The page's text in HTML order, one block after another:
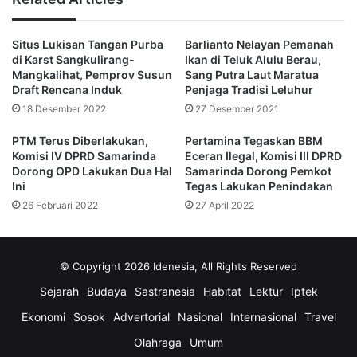
menunjukkan semangat luar biasa dalam beradaptasi
atau pondok pesantren, tempat belajar tidak lagi menjadi
hambatan untuk mengembangkan bakat dan kreativitas.
“Sekarang, kita harus bisa memanfaatkan setiap peluang
umum maupun pondok pesantren, kita semua memiliki
kesempatan untuk menggali bakat dan meraih
impian,”ucapnya.
mampu menyuarakan ide-ide mereka dengan jelas dan
meyakinkan.
bagaimana menyusun gagasan dengan baik. Jika konten
Situs Lukisan Tangan Purba
di Karst Sangkulirang-
Mangkalihat, Pemprov Susun
Draft Rencana Induk
18 Desember 2022
Barlianto Nelayan Pemanah
Ikan di Teluk Alulu Berau,
Sang Putra Laut Maratua
Penjaga Tradisi Leluhur
27 Desember 2021
PTM Terus Diberlakukan,
Komisi IV DPRD Samarinda
Dorong OPD Lakukan Dua Hal
Ini
26 Februari 2022
Pertamina Tegaskan BBM
Eceran Ilegal, Komisi III DPRD
Samarinda Dorong Pemkot
Tegas Lakukan Penindakan
27 April 2022
© Copyright 2026 Idenesia, All Rights Reserved
Sejarah Budaya Sastranesia Habitat Lektur
Iptek
Ekonomi
Sosok Advertorial Nasional Internasional
Travel
Olahraga
Umum